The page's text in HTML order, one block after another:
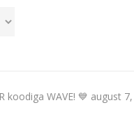
koodiga WAVE! 💙 august 7,